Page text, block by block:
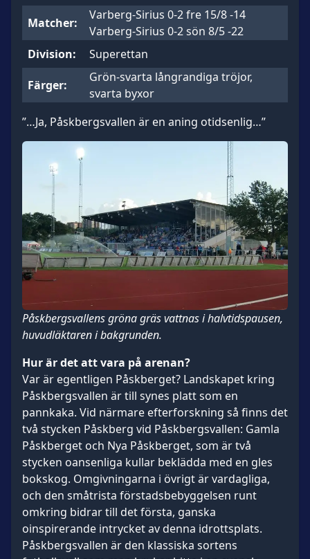
Matcher:
Varberg-Sirius 0-2 fre 15/8 -14
Varberg-Sirius 0-2 sön 8/5 -22
Division:
Superettan
Färger:
Grön-svarta långrandiga tröjor,
svarta byxor
”…Ja, Påskbergsvallen är en aning otidsenlig…”
Påskbergsvallens gröna gräs vattnas i halvtidspausen,
huvudläktaren i bakgrunden.
Hur är det att vara på arenan?
Var är egentligen Påskberget? Landskapet kring
Påskbergsvallen är till synes platt som en
pannkaka. Vid närmare efterforskning så finns det
två stycken Påskberg vid Påskbergsvallen: Gamla
Påskberget och Nya Påskberget, som är två
stycken oansenliga kullar beklädda med en gles
bokskog. Omgivningarna i övrigt är vardagliga,
och den småtrista förstadsbebyggelsen runt
omkring bidrar till det första, ganska
oinspirerande intrycket av denna idrottsplats.
Påskbergsvallen är den klassiska sortens